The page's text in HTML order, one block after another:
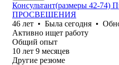
Консультант(размеры 42-74)
ПРОСВЕЩЕНИЯ
46 лет • Была сегодня •
Активно ищет работу
Общий опыт
10 лет 9 месяцев
Другие резюме